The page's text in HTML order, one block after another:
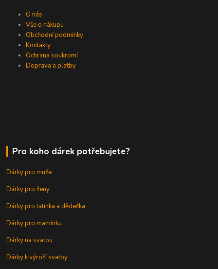
O nás
Vše o nákupu
Obchodní podmínky
Kontakty
Ochrana soukromí
Doprava a platby
Pro koho dárek potřebujete?
Dárky pro muže
Dárky pro ženy
Dárky pro tatínka a dědečka
Dárky pro maminku
Dárky na svatbu
Dárky k výročí svatby